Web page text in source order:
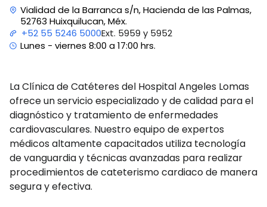
Vialidad de la Barranca s/n, Hacienda de las Palmas,
52763 Huixquilucan, Méx.
+52 55 5246 5000Ext. 5959 y 5952
Lunes - viernes 8:00 a 17:00 hrs.
La Clínica de Catéteres del Hospital Angeles Lomas
ofrece un servicio especializado y de calidad para el
diagnóstico y tratamiento de enfermedades
cardiovasculares. Nuestro equipo de expertos
médicos altamente capacitados utiliza tecnología
de vanguardia y técnicas avanzadas para realizar
procedimientos de cateterismo cardiaco de manera
segura y efectiva.